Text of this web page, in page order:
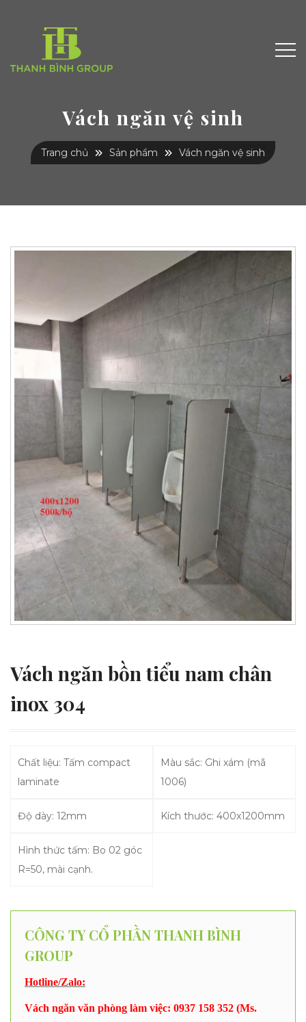
Vách ngăn vệ sinh
Trang chủ Sản phẩm Vách ngăn vệ sinh
Vách ngăn bồn tiểu nam chân
inox 304
Chất liệu: Tấm compact
laminate
Màu sắc: Ghi xám (mã
1006)
Độ dày: 12mm Kích thước: 400x1200mm
Hình thức tấm: Bo 02 góc
R=50, mài cạnh.
CÔNG TY CỔ PHẦN THANH BÌNH
GROUP
Hotline/Zalo:
Vách ngăn văn phòng làm việc: 0937 158 352 (Ms.